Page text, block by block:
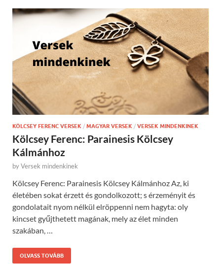
KÖLCSEY FERENC VERSEK / MAGYAR VERSEK / VERSEK MINDENKINEK
Kölcsey Ferenc: Parainesis Kölcsey
Kálmánhoz
byVersek mindenkinek
Kölcsey Ferenc: Parainesis Kölcsey Kálmánhoz Az, ki
életében sokat érzett és gondolkozott; s érzeményit és
gondolatait nyom nélkül elröppenni nem hagyta: oly
kincset gyűjthetett magának, mely az élet minden
szakában, …
OLVASS TOVÁBB